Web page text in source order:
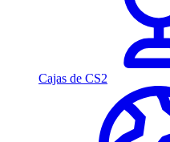
Cajas de CS2